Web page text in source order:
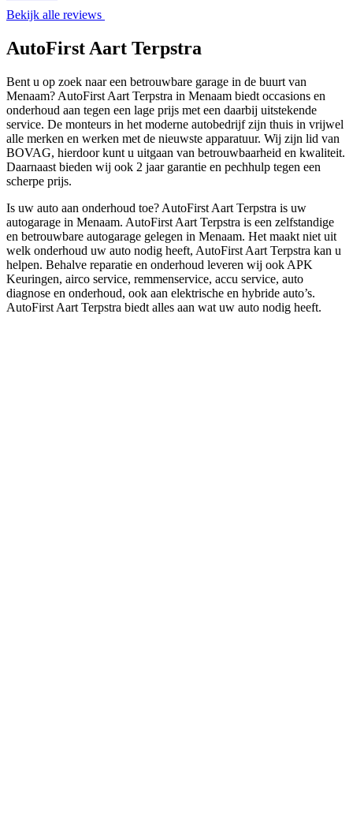
Bekijk alle reviews
AutoFirst Aart Terpstra
Bent u op zoek naar een betrouwbare garage in de buurt van
Menaam? AutoFirst Aart Terpstra in Menaam biedt occasions en
onderhoud aan tegen een lage prijs met een daarbij uitstekende
service. De monteurs in het moderne autobedrijf zijn thuis in vrijwel
alle merken en werken met de nieuwste apparatuur. Wij zijn lid van
BOVAG, hierdoor kunt u uitgaan van betrouwbaarheid en kwaliteit.
Daarnaast bieden wij ook 2 jaar garantie en pechhulp tegen een
scherpe prijs.
Is uw auto aan onderhoud toe? AutoFirst Aart Terpstra is uw
autogarage in Menaam. AutoFirst Aart Terpstra is een zelfstandige
en betrouwbare autogarage gelegen in Menaam. Het maakt niet uit
welk onderhoud uw auto nodig heeft, AutoFirst Aart Terpstra kan u
helpen. Behalve reparatie en onderhoud leveren wij ook APK
Keuringen, airco service, remmenservice, accu service, auto
diagnose en onderhoud, ook aan elektrische en hybride auto’s.
AutoFirst Aart Terpstra biedt alles aan wat uw auto nodig heeft.